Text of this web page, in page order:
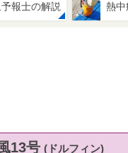
報士の解説 熱中
13号 (ドルフィン)